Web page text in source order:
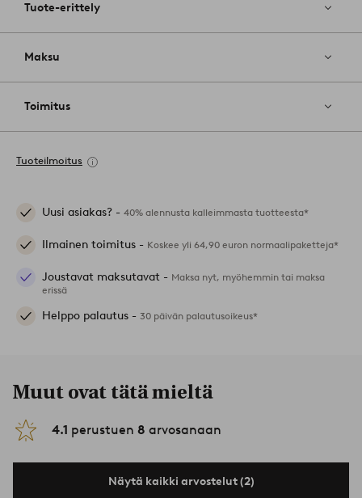
Tuote-erittely
Maksu
Toimitus
Tuoteilmoitus
Uusi asiakas? - 40% alennusta kalleimmasta tuotteesta*
Ilmainen toimitus - Koskee yli 64,90 euron normaalipaketteja*
Joustavat maksutavat - Maksa nyt, myöhemmin tai maksa
erissä
Helppo palautus - 30 päivän palautusoikeus*
Muut ovat tätä mieltä
4.1 perustuen 8 arvosanaan
Näytä kaikki arvostelut (2)